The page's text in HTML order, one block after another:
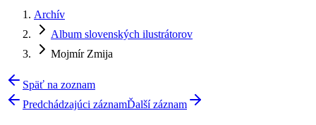
Archív
Album slovenských ilustrátorov
Mojmír Zmija
Späť na zoznam
Predchádzajúci záznamĎalší záznam